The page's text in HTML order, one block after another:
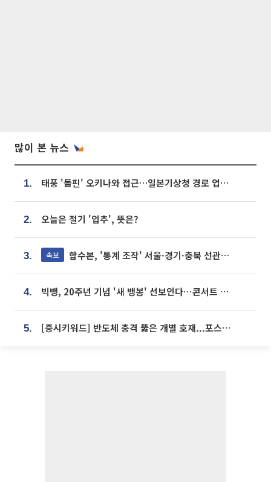
많이 본 뉴스
1. 태풍 '돌핀' 오키나와 접근…일본기상청 경로 업데이트
2. 오늘은 절기 '입추', 뜻은?
3. 속보 합수본, '통계 조작' 서울·경기·충북 선관위 등 추가 압수수색
4. 빅뱅, 20주년 기념 '새 뱅봉' 선보인다⋯콘서트 앞두고 팝업 개최
5. [증시키워드] 반도체 충격 뚫은 개별 호재...포스코퓨처엠·에코프로·한화솔루션 '눈길'